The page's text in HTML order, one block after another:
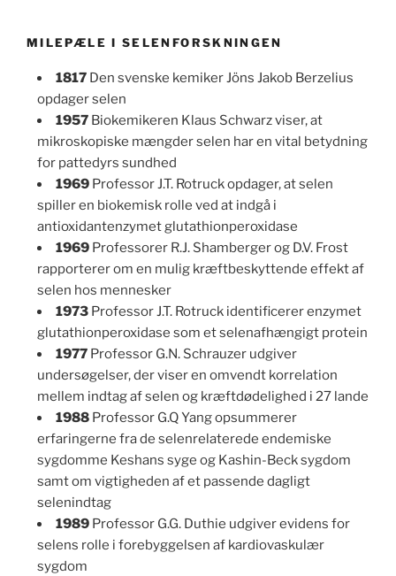
MILEPÆLE I SELENFORSKNINGEN
1817 Den svenske kemiker Jöns Jakob Berzelius
opdager selen
1957 Biokemikeren Klaus Schwarz viser, at
mikroskopiske mængder selen har en vital betydning
for pattedyrs sundhed
1969 Professor J.T. Rotruck opdager, at selen
spiller en biokemisk rolle ved at indgå i
antioxidantenzymet glutathionperoxidase
1969 Professorer R.J. Shamberger og D.V. Frost
rapporterer om en mulig kræftbeskyttende effekt af
selen hos mennesker
1973 Professor J.T. Rotruck identificerer enzymet
glutathionperoxidase som et selenafhængigt protein
1977 Professor G.N. Schrauzer udgiver
undersøgelser, der viser en omvendt korrelation
mellem indtag af selen og kræftdødelighed i 27 lande
1988 Professor G.Q Yang opsummerer
erfaringerne fra de selenrelaterede endemiske
sygdomme Keshans syge og Kashin-Beck sygdom
samt om vigtigheden af et passende dagligt
selenindtag
1989 Professor G.G. Duthie udgiver evidens for
selens rolle i forebyggelsen af kardiovaskulær
sygdom